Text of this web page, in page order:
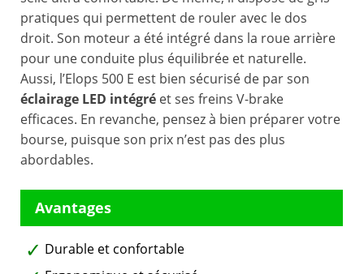
pratiques qui permettent de rouler avec le dos
droit. Son moteur a été intégré dans la roue arrière
pour une conduite plus équilibrée et naturelle.
Aussi, l’Elops 500 E est bien sécurisé de par son
éclairage LED intégré et ses freins V-brake
efficaces. En revanche, pensez à bien préparer votre
bourse, puisque son prix n’est pas des plus
abordables.
Durable et confortable